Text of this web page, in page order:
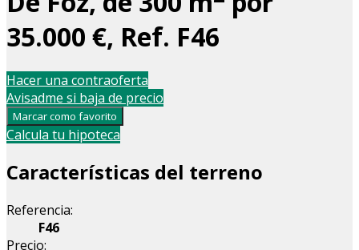
35.000 €, Ref. F46
Hacer una contraoferta
Avisadme si baja de precio
Marcar como favorito
Calcula tu hipoteca
Características del terreno
Referencia:
F46
Precio: